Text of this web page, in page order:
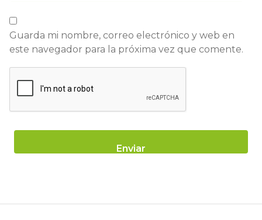
Guarda mi nombre, correo electrónico y web en
este navegador para la próxima vez que comente.